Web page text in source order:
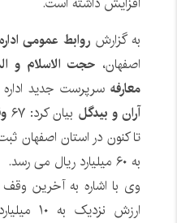
به گزارشروابط عمومی
اصفهان، حجت الاسلام و
معارفهسرپرست جدید اداره
آران و بیدگل بیان کرد: ۶۷
تا کنون در استان اصفهان
به ۶۰ میلیارد ریال می رسد.
وی با اشاره به آخرین
ارزش نزدیک به ۱۰ میلیارد ریال افزود: شهرستان های